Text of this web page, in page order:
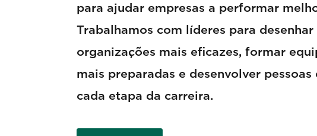
para ajudar empresas a performar
Trabalhamos com líderes para desenhar
organizações mais eficazes, formar
mais preparadas e desenvolver pessoas
cada etapa da carreira.